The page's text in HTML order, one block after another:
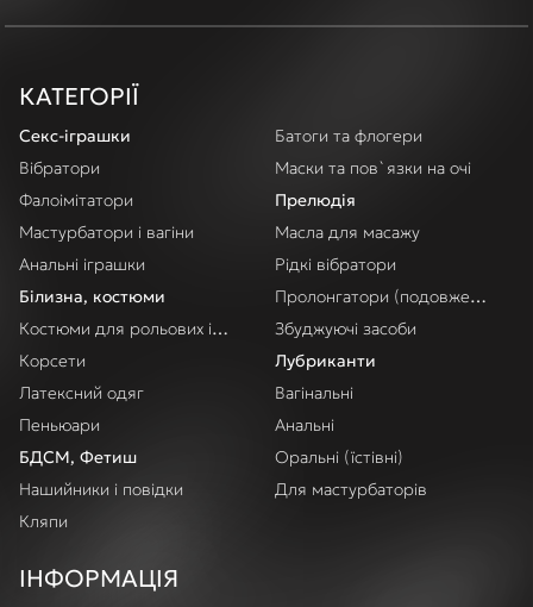
КАТЕГОРІЇ
Секс-іграшки
Вібратори
Фалоімітатори
Мастурбатори і вагіни
Анальні іграшки
Білизна, костюми
Костюми для рольових ігор
Корсети
Латексний одяг
Пеньюари
БДСМ, Фетиш
Нашийники і повідки
Кляпи
Батоги та флогери
Маски та пов`язки на очі
Прелюдія
Масла для масажу
Рідкі вібратори
Пролонгатори (подовження
Збуджуючі засоби
Лубриканти
Вагінальні
Анальні
Оральні (їстівні)
Для мастурбаторів
ІНФОРМАЦІЯ